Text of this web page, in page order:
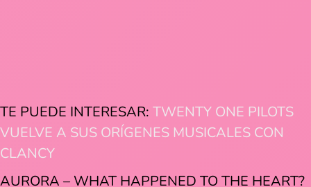
TE PUEDE INTERESAR: TWENTY ONE PILOTS
VUELVE A SUS ORÍGENES MUSICALES CON
CLANCY
AURORA – WHAT HAPPENED TO THE HEART?